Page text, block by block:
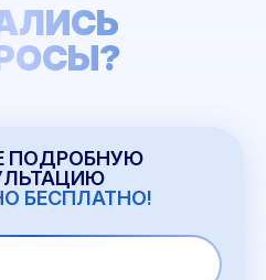
ПОДРОБНУЮ
БЕСПЛАТНО!